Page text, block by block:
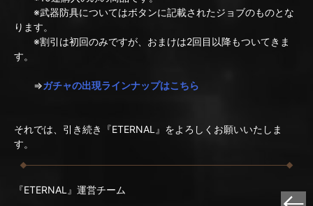
※武器防具についてはボタンに記載されたジョブのものとな
ります。
※割引は初回のみですが、おまけは2回目以降もついてきま
す。
⇒ガチャの出現ラインナップはこちら
それでは、引き続き『ETERNAL』をよろしくお願いいたしま
す。
『ETERNAL』運営チーム